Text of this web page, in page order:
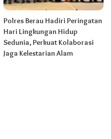
Polres Berau Hadiri Peringatan
Hari Lingkungan Hidup
Sedunia, Perkuat Kolaborasi
Jaga Kelestarian Alam